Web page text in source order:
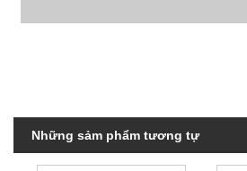
Những sảm phẩm tương tự